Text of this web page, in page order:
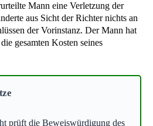
Mann eine Verletzung der
aus Sicht der Richter nichts an
der Vorinstanz. Der Mann hat
gesamten Kosten seines
prüft die Beweiswürdigung des